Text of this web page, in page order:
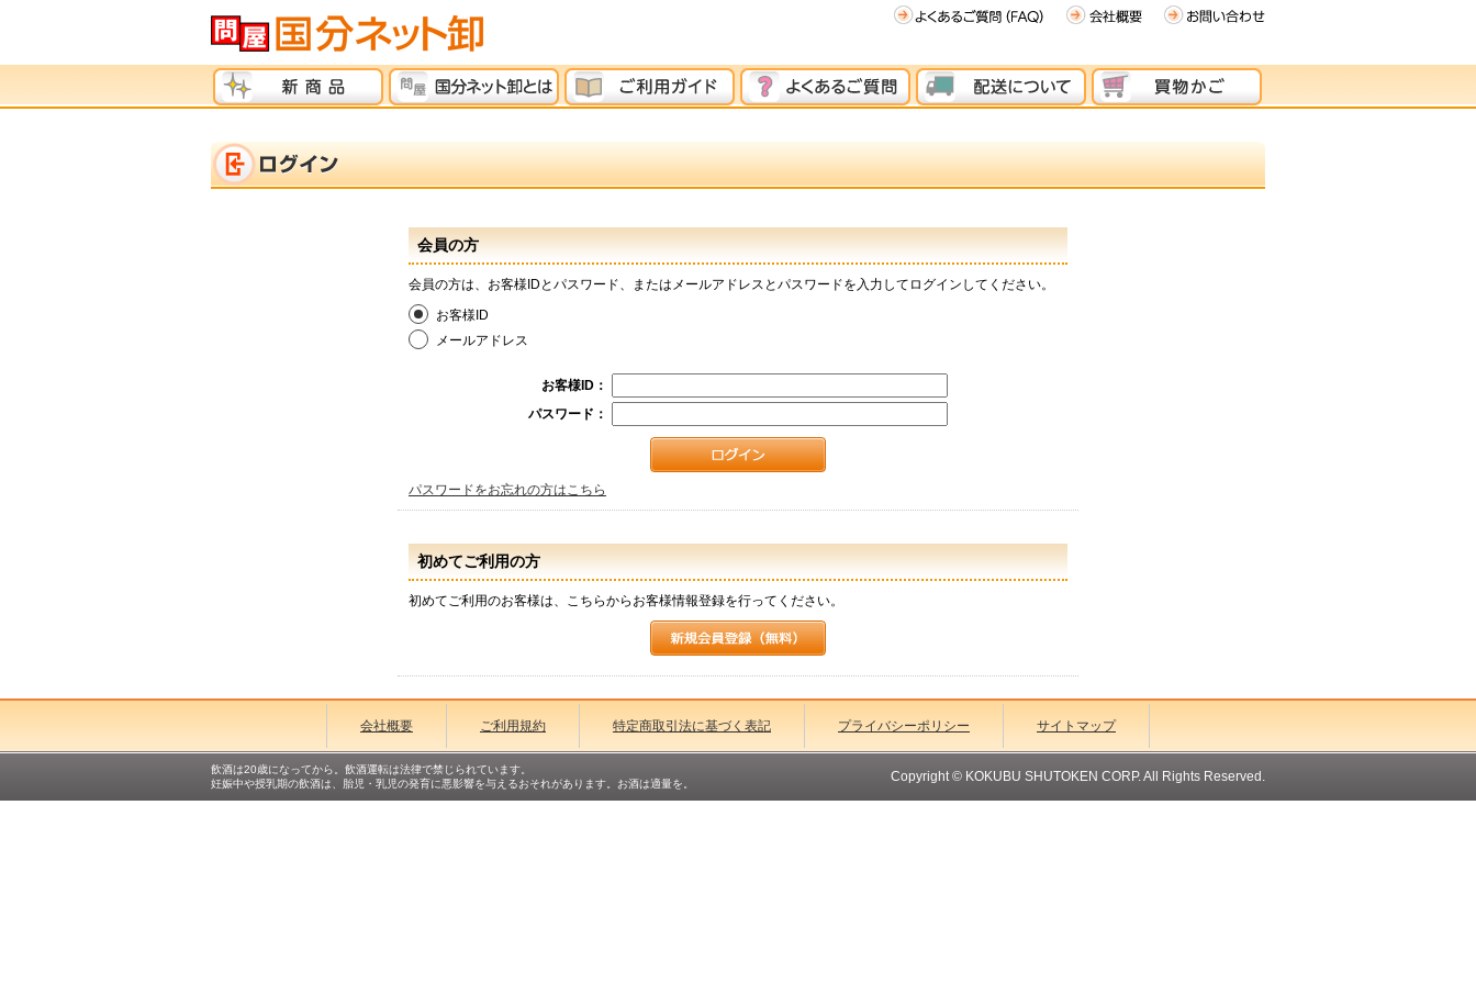
会員の方
会員の方は、お客様IDとパスワード、またはメールアドレスとパスワードを入力してログインしてください。
お客様ID
メールアドレス
お客様ID：
パスワード：
パスワードをお忘れの方はこちら
初めてご利用の方
初めてご利用のお客様は、こちらからお客様情報登録を行ってください。
会社概要 ご利用規約 特定商取引法に基づく表記 プライバシーポリシー サイトマップ
飲酒は20歳になってから。飲酒運転は法律で禁じられています。
妊娠中や授乳期の飲酒は、胎児・乳児の発育に悪影響を与えるおそれがあります。お酒は適量を。
Copyright © KOKUBU SHUTOKEN CORP. All Rights Reserved.